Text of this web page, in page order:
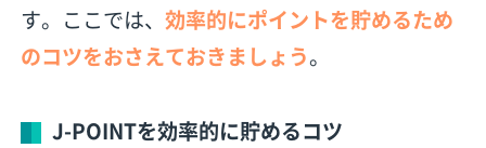
す。ここでは、効率的にポイントを貯めるため
のコツをおさえておきましょう。
J-POINTを効率的に貯めるコツ